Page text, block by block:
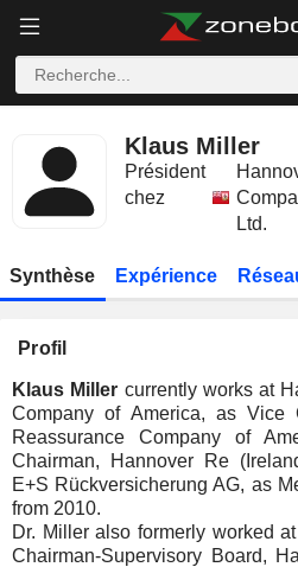
Klaus Miller
Président
chez
Ltd.
Synthèse Expérience
Profil
Klaus Miller currently works at
Company of America, as Vice
Reassurance Company of
Chairman, Hannover Re
E+S Rückversicherung AG, as
from 2010.
Dr. Miller also formerly worked
Chairman-Supervisory Board,